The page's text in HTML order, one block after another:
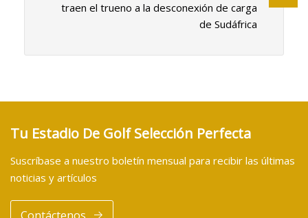
traen el trueno a la desconexión de carga
de Sudáfrica
Tu Estadio De Golf Selección Perfecta
Suscríbase a nuestro boletín mensual para recibir las últimas
noticias y artículos